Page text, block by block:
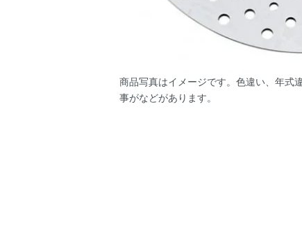
商品写真はイメージです。色違い、年式
事がなどがあります。